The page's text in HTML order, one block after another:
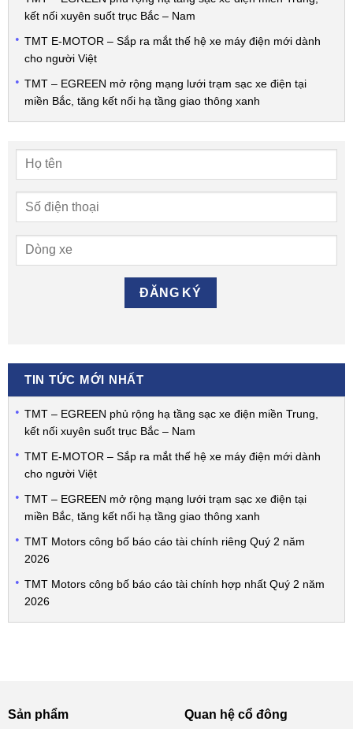
kết nối xuyên suốt trục Bắc – Nam
TMT E-MOTOR – Sắp ra mắt thế hệ xe máy điện mới dành
cho người Việt
TMT – EGREEN mở rộng mạng lưới trạm sạc xe điện tại
miền Bắc, tăng kết nối hạ tầng giao thông xanh
TIN TỨC MỚI NHẤT
TMT – EGREEN phủ rộng hạ tầng sạc xe điện miền Trung,
kết nối xuyên suốt trục Bắc – Nam
TMT E-MOTOR – Sắp ra mắt thế hệ xe máy điện mới dành
cho người Việt
TMT – EGREEN mở rộng mạng lưới trạm sạc xe điện tại
miền Bắc, tăng kết nối hạ tầng giao thông xanh
TMT Motors công bố báo cáo tài chính riêng Quý 2 năm
2026
TMT Motors công bố báo cáo tài chính hợp nhất Quý 2 năm
2026
Sản phẩm Quan hệ cổ đông